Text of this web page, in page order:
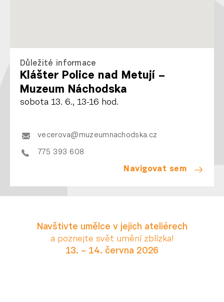
Důležité informace
Klášter Police nad Metují –
Muzeum Náchodska
sobota 13. 6., 13-16 hod.
vecerova@muzeumnachodska.cz
775 393 608
Navigovat sem
Navštivte umělce v jejich ateliérech
a poznejte svět umění zblízka!
13. – 14. června 2026